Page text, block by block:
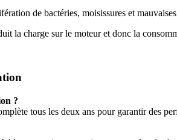
de bactéries, moisissures et
la charge sur le moteur et donc la
?
tous les deux ans pour garantir des